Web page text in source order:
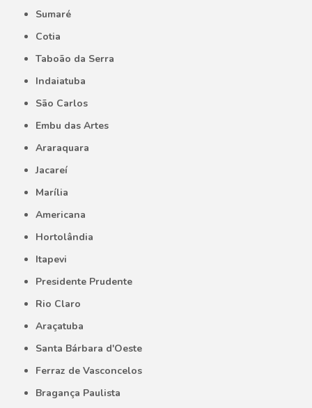
Sumaré
Cotia
Taboão da Serra
Indaiatuba
São Carlos
Embu das Artes
Araraquara
Jacareí
Marília
Americana
Hortolândia
Itapevi
Presidente Prudente
Rio Claro
Araçatuba
Santa Bárbara d'Oeste
Ferraz de Vasconcelos
Bragança Paulista